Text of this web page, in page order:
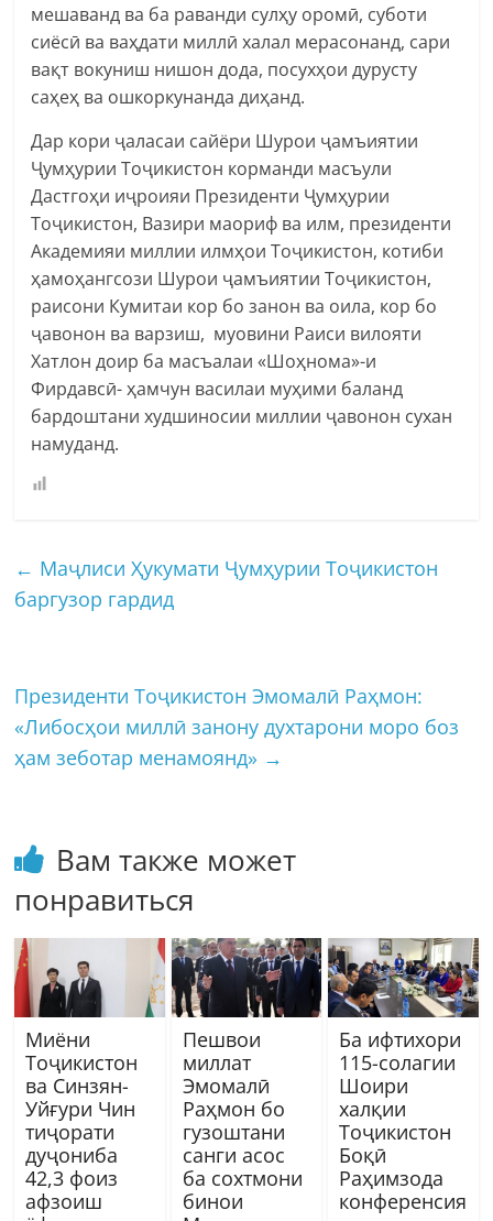
мешаванд ва ба раванди сулҳу оромӣ, суботи
сиёсӣ ва ваҳдати миллӣ халал мерасонанд, сари
вақт вокуниш нишон дода, посухҳои дурусту
саҳеҳ ва ошкоркунанда диҳанд.
Дар кори ҷаласаи сайёри Шурои ҷамъиятии
Ҷумҳурии Тоҷикистон корманди масъули
Дастгоҳи иҷроияи Президенти Ҷумҳурии
Тоҷикистон, Вазири маориф ва илм, президенти
Академияи миллии илмҳои Тоҷикистон, котиби
ҳамоҳангсози Шурои ҷамъиятии Тоҷикистон,
раисони Кумитаи кор бо занон ва оила, кор бо
ҷавонон ва варзиш, муовини Раиси вилояти
Хатлон доир ба масъалаи «Шоҳнома»-и
Фирдавсӣ- ҳамчун василаи муҳими баланд
бардоштани худшиносии миллии ҷавонон сухан
намуданд.
← Маҷлиси Ҳукумати Ҷумҳурии Тоҷикистон
баргузор гардид
Президенти Тоҷикистон Эмомалӣ Раҳмон:
«Либосҳои миллӣ занону духтарони моро боз
ҳам зеботар менамоянд» →
Вам также может
понравиться
Миёни
Тоҷикистон
ва Синзян-
Уйғури Чин
тиҷорати
дуҷониба
42,3 фоиз
афзоиш
Пешвои
миллат
Эмомалӣ
Раҳмон бо
гузоштани
санги асос
ба сохтмони
бинои
Ба ифтихори
115-солагии
Шоири
халқии
Тоҷикистон
Боқӣ
Раҳимзода
конференсия